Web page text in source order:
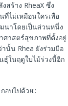
ร้าง RheaX ซึ่ง
ไม่เหมือนใครเพื่อ
นาโดยเป็นส่วนหนึ่ง
ศาสตร์สุขภาพที่ตั้งอยู่
นั้น Rhea ยังร่วมมือ
ธุ์ในฤดูใบไม้ร่วงนี้อีก
อบไปด้วย::